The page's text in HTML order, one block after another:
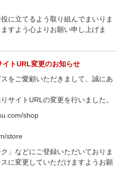
に立てるよう取り組んでまいりま
すよう心よりお願い申し上げま
イトURL変更のお知らせ
をご愛顧いただきまして、誠にあ
サイトURLの変更を行いました。
shop
store
」などにご登録いただいておりま
に変更していただけますようお願